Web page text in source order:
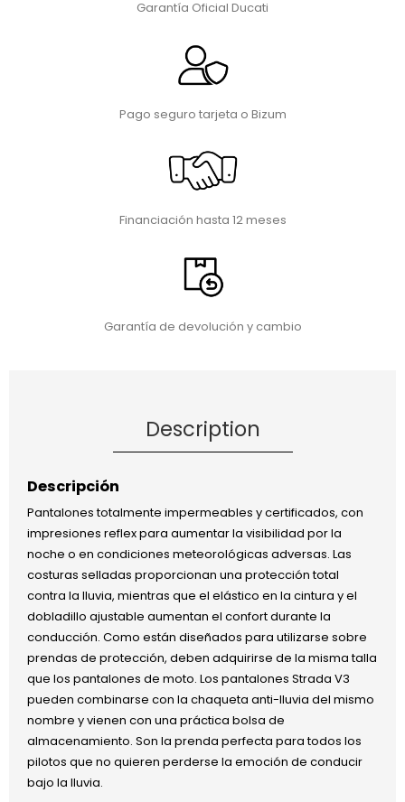
Garantía Oficial Ducati
Pago seguro tarjeta o Bizum
Financiación hasta 12 meses
Garantía de devolución y cambio
Description
Descripción
Pantalones totalmente impermeables y certificados, con
impresiones reflex para aumentar la visibilidad por la
noche o en condiciones meteorológicas adversas. Las
costuras selladas proporcionan una protección total
contra la lluvia, mientras que el elástico en la cintura y el
dobladillo ajustable aumentan el confort durante la
conducción. Como están diseñados para utilizarse sobre
prendas de protección, deben adquirirse de la misma talla
que los pantalones de moto. Los pantalones Strada V3
pueden combinarse con la chaqueta anti-lluvia del mismo
nombre y vienen con una práctica bolsa de
almacenamiento. Son la prenda perfecta para todos los
pilotos que no quieren perderse la emoción de conducir
bajo la lluvia.